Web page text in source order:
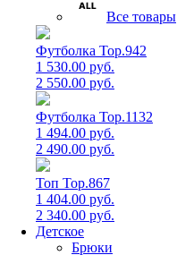
Все товары
Футболка Top.942
1 530.00 руб.
2 550.00 руб.
Футболка Top.1132
1 494.00 руб.
2 490.00 руб.
Топ Top.867
1 404.00 руб.
2 340.00 руб.
Детское
Брюки